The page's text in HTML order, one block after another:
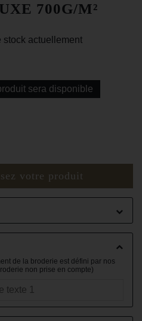
700G/M²
votre produit
de la broderie est défini par nos
non prise en compte)
stock actuellement
sera disponible